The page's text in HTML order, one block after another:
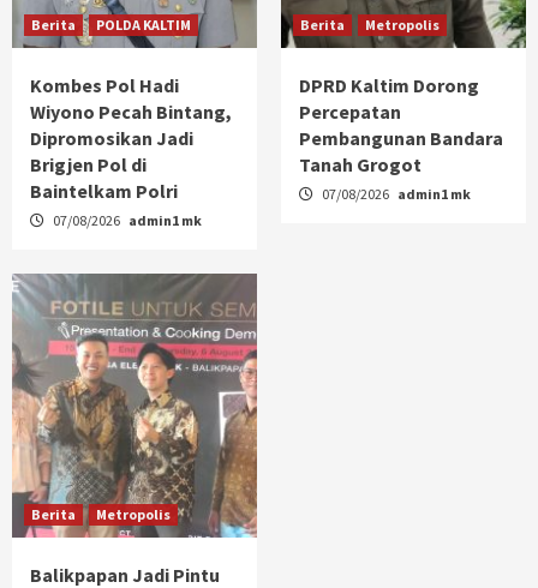
Berita POLDA KALTIM
Kombes Pol Hadi
Wiyono Pecah Bintang,
Dipromosikan Jadi
Brigjen Pol di
Baintelkam Polri
07/08/2026 admin1 mk
Berita Metropolis
DPRD Kaltim Dorong
Percepatan
Pembangunan Bandara
Tanah Grogot
07/08/2026 admin1 mk
Berita Metropolis
Balikpapan Jadi Pintu